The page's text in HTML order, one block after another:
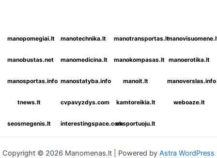
manopomegiai.lt manotechnika.lt manotransportas.lt
manobustas.net manomedicina.lt manokompasas.lt manoerotika.lt
manosportas.info manostatyba.info manoit.lt manoverslas.info
tnews.lt cvpavyzdys.com kamtoreikia.lt weboaze.lt
seosmegenis.lt interestingspace.comeksportuoju.lt
Copyright © 2026 Manomenas.lt | Powered by Astra WordPress